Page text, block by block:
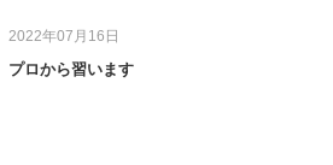
2022年07月16日
プロから習います